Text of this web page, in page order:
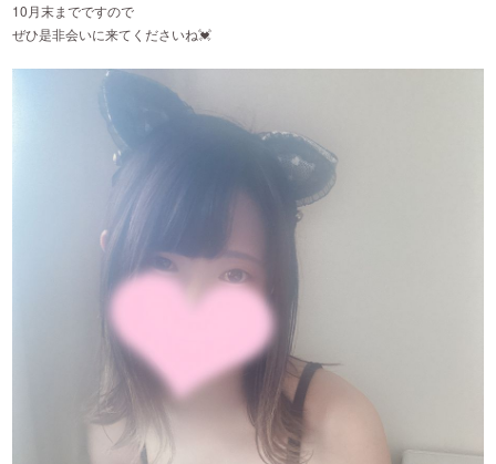
10月末までですので
ぜひ是非会いに来てくださいね💓